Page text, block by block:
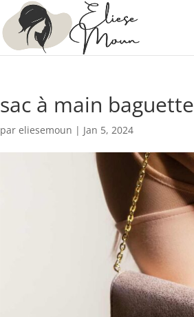
sac à main baguette
pareliesemoun | Jan 5, 2024